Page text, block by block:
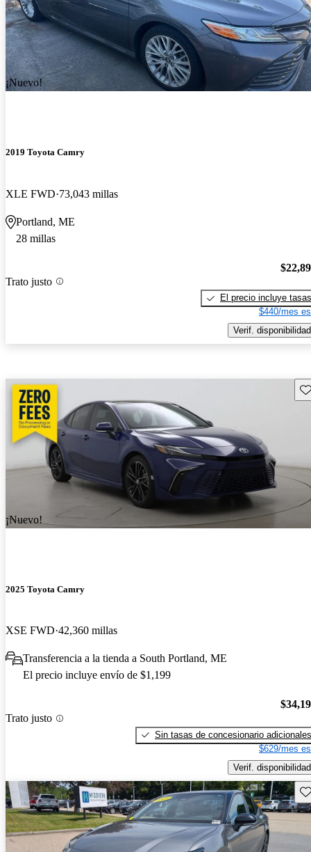
¡Nuevo!
2019 Toyota Camry
XLE FWD 73,043 millas
Portland, ME
28 millas
Trato justo
El precio incluye tasas
$440/mes
Verif. disponibilidad
¡Nuevo!
2025 Toyota Camry
XSE FWD 42,360 millas
Transferencia a la tienda a South Portland, ME
El precio incluye envío de $1,199
Trato justo
Sin tasas de concesionario adicionales
$629/mes
Verif. disponibilidad